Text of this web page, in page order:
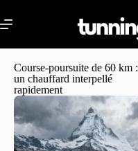
Course-poursuite de 60 km :
un chauffard interpellé
rapidement